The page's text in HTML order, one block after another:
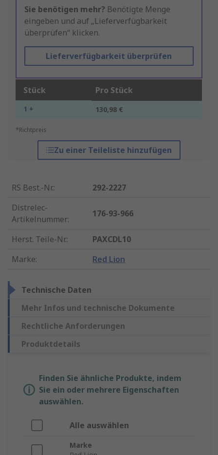
Sie benötigen mehr? Benötigte Menge
eingeben und auf „Lieferverfügbarkeit
überprüfen“ klicken.
Lieferverfügbarkeit überprüfen
Stück Pro Stück
1 + 130,98 €
*Richtpreis
Zu einer Teileliste hinzufügen
RS Best.-Nr.:
292-2227
Distrelec-
Artikelnummer:
176-93-966
Herst. Teile-Nr.:
PAXCDL10
Marke: Red Lion
Technische Daten
Mehr Infos und technische Dokumente
Rechtliche Anforderungen
Produktdetails
Finden Sie ähnliche Produkte, indem
Sie ein oder mehrere Eigenschaften
auswählen.
Alle auswählen
Marke